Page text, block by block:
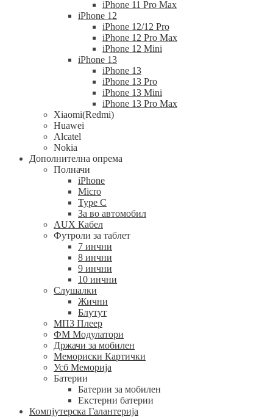
iPhone 11 Pro Max
iPhone 12
iPhone 12/12 Pro
iPhone 12 Pro Max
iPhone 12 Mini
iPhone 13
iPhone 13
iPhone 13 Pro
iPhone 13 Mini
iPhone 13 Pro Max
Xiaomi(Redmi)
Huawei
Alcatel
Nokia
Дополнителна опрема
Полначи
iPhone
Micro
Type C
За во автомобил
AUX Кабел
Футроли за таблет
7 инчни
8 инчни
9 инчни
10 инчни
Слушалки
Жични
Блутут
МП3 Плеер
ФМ Модулатори
Држачи за мобилен
Мемориски Картички
Усб Меморија
Батерии
Батерии за мобилен
Екстерни батерии
Компјутерска Галантерија